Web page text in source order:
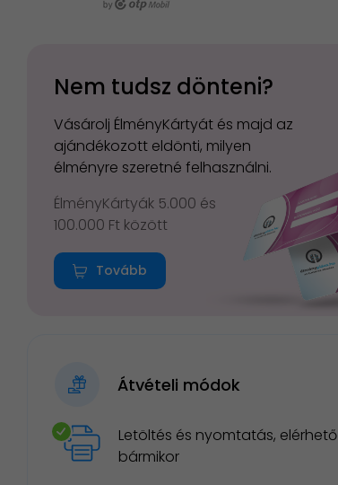
Nem tudsz dönteni?
Vásárolj ÉlményKártyát és majd az
ajándékozott eldönti, milyen
élményre szeretné felhasználni.
ÉlményKártyák 5.000 és
100.000 Ft között
Tovább
Átvételi módok
Letöltés és nyomtatás, elérhető
bármikor